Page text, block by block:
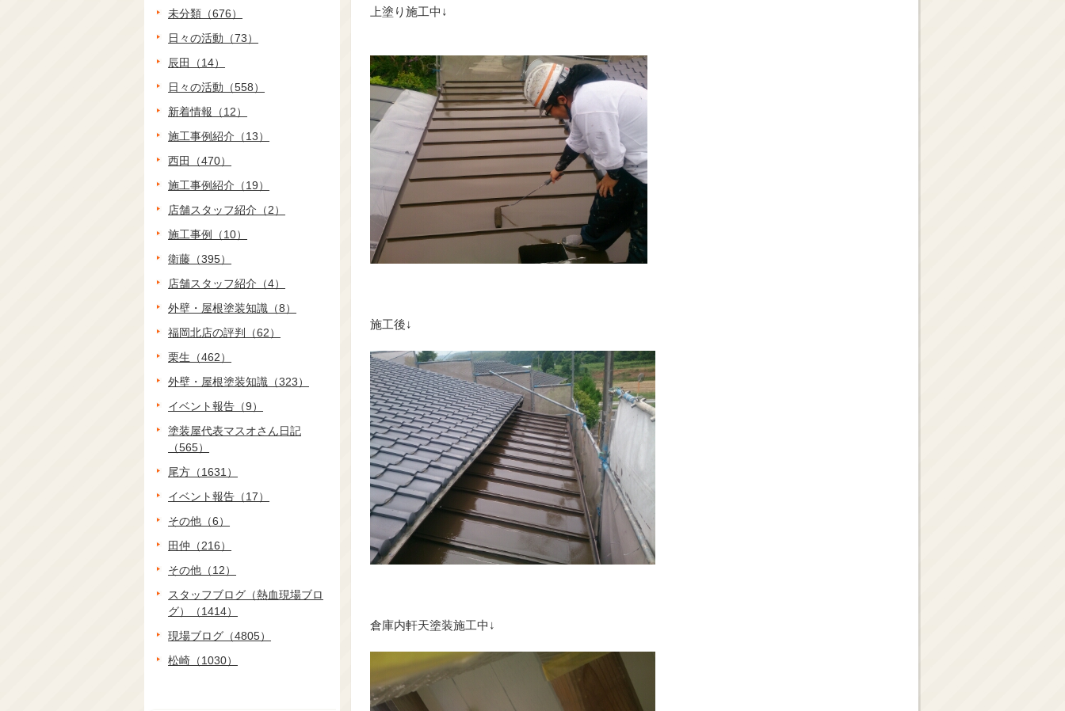
上塗り施工中↓
施工後↓
倉庫内軒天塗装施工中↓
未分類（676）
日々の活動（73）
辰田（14）
日々の活動（558）
新着情報（12）
施工事例紹介（13）
西田（470）
施工事例紹介（19）
店舗スタッフ紹介（2）
施工事例（10）
衛藤（395）
店舗スタッフ紹介（4）
外壁・屋根塗装知識（8）
福岡北店の評判（62）
栗生（462）
外壁・屋根塗装知識（323）
イベント報告（9）
塗装屋代表マスオさん日記
（565）
尾方（1631）
イベント報告（17）
その他（6）
田仲（216）
その他（12）
スタッフブログ（熱血現場ブロ
グ）（1414）
現場ブログ（4805）
松崎（1030）